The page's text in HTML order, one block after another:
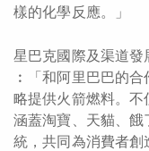
樣的化學反應。」
星巴克國際及渠道
︰「和阿里巴巴的
略提供火箭燃料。不
涵蓋淘寶、天貓、
統，共同為消費者創